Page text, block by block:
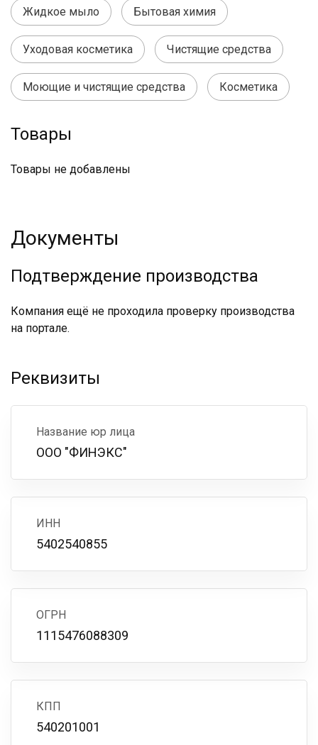
Жидкое мыло Бытовая химия
Уходовая косметика Чистящие средства
Моющие и чистящие средства Косметика
Товары
Товары не добавлены
Документы
Подтверждение производства
Компания ещё не проходила проверку производства
на портале.
Реквизиты
Название юр лица
ООО "ФИНЭКС"
ИНН
5402540855
ОГРН
1115476088309
КПП
540201001